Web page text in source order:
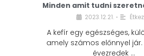
Minden amit tudni
2023.12.21. •
A kefír egy egészséges,
amely számos előnnyel
évezredek …